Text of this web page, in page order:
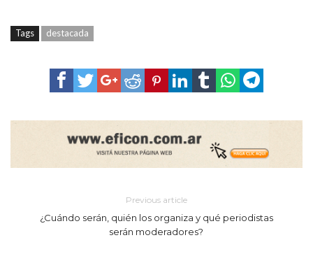
Tags destacada
Previous article
¿Cuándo serán, quién los organiza y qué periodistas
serán moderadores?